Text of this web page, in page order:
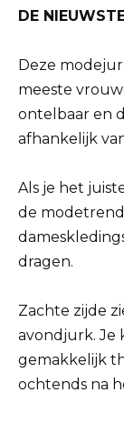
DE
Deze
meeste
ontelbaar en
afhankelijk
Als je het
de
dragen.
Zachte zijde
avondjurk.
gemakkelijk
ochtends na